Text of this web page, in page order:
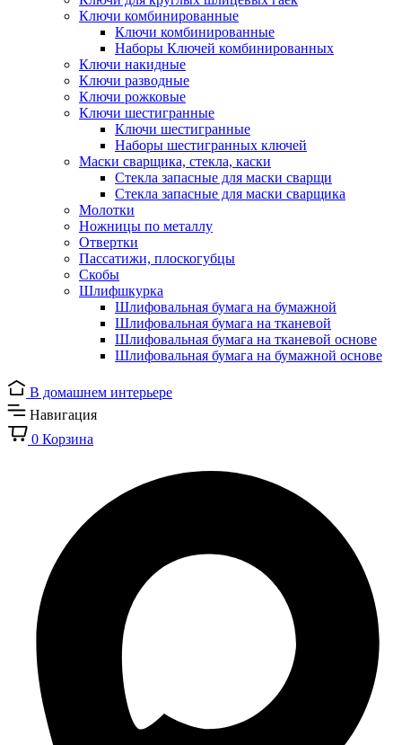
Ключи комбинированные
Ключи комбинированные
Наборы Ключей комбинированных
Ключи накидные
Ключи разводные
Ключи рожковые
Ключи шестигранные
Ключи шестигранные
Наборы шестигранных ключей
Маски сварщика, стекла, каски
Стекла запасные для маски сварщи
Стекла запасные для маски сварщика
Молотки
Ножницы по металлу
Отвертки
Пассатижи, плоскогубцы
Скобы
Шлифшкурка
Шлифовальная бумага на бумажной
Шлифовальная бумага на тканевой
Шлифовальная бумага на тканевой основе
Шлифовальная бумага на бумажной основе
В домашнем интерьере
Навигация
0 Корзина